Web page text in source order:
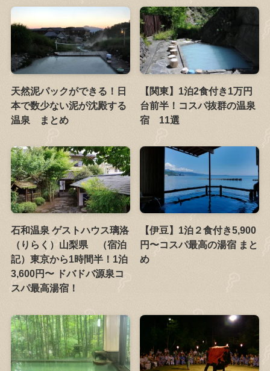
天然泥パックができる！日
本で数少ない泥が沈殿する
温泉 まとめ
【関東】1泊2食付き1万円
台前半！コスパ抜群の温泉
宿 11選
石和温泉 ゲストハウス璃洛
（りらく）山梨県 （宿泊
記）東京から1時間半！1泊
3,600円〜 ドバドバ源泉コ
スパ最高湯宿！
【伊豆】1泊２食付き5,900
円〜コスパ最高の湯宿 まと
め